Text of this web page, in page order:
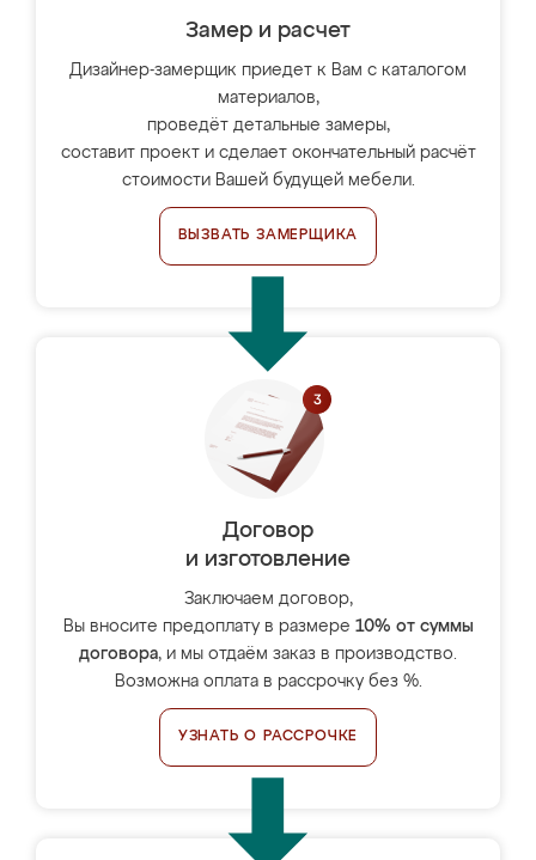
Замер и расчет
Дизайнер-замерщик приедет к Вам с каталогом
материалов,
проведёт детальные замеры,
составит проект и сделает окончательный расчёт
стоимости Вашей будущей мебели.
ВЫЗВАТЬ ЗАМЕРЩИКА
Договор
и изготовление
Заключаем договор,
Вы вносите предоплату в размере 10% от суммы
договора, и мы отдаём заказ в производство.
Возможна оплата в рассрочку без %.
УЗНАТЬ О РАССРОЧКЕ